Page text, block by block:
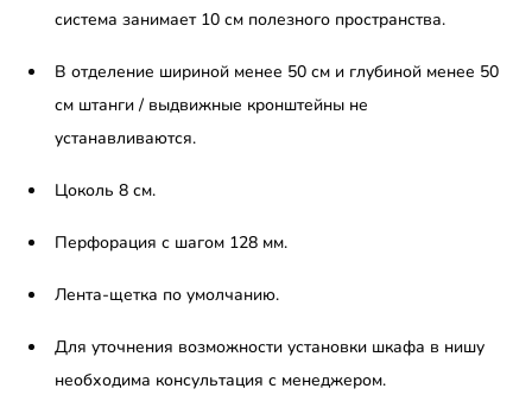
система занимает 10 см полезного пространства.
В отделение шириной менее 50 см и глубиной менее 50
см штанги / выдвижные кронштейны не
устанавливаются.
Цоколь 8 см.
Перфорация с шагом 128 мм.
Лента-щетка по умолчанию.
Для уточнения возможности установки шкафа в нишу
необходима консультация с менеджером.